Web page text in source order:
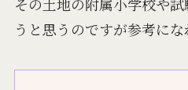
うと思うのですが参考にな